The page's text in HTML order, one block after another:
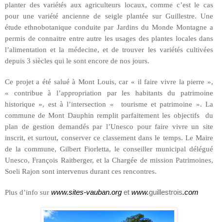
planter des variétés aux agriculteurs locaux, comme c’est le cas
pour une variété ancienne de seigle plantée sur Guillestre. Une
étude ethnobotanique conduite par Jardins du Monde Montagne a
permis de connaitre entre autre les usages des plantes locales dans
l’alimentation et la médecine, et de trouver les variétés cultivées
depuis 3 siècles qui le sont encore de nos jours.
Ce projet a été salué à Mont Louis, car « il faire vivre la pierre »,
« contribue à l’appropriation par les habitants du patrimoine
historique », est à l’intersection « tourisme et patrimoine ». La
commune de Mont Dauphin remplit parfaitement les objectifs
du
plan de gestion demandés par l’Unesco pour faire vivre un site
inscrit, et surtout, conserver ce classement dans le temps. Le Maire
de la commune, Gilbert Fiorletta, le conseiller municipal délégué
Unesco, François Raitberger, et la Chargée de mission Patrimoines,
Soeli Rajon sont intervenus durant ces rencontres.
Plus d’info sur www.sites-vauban.org et www.guillestrois.com